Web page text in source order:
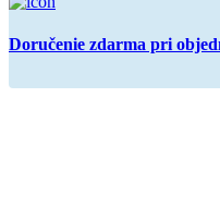
Doručenie zdarma pri